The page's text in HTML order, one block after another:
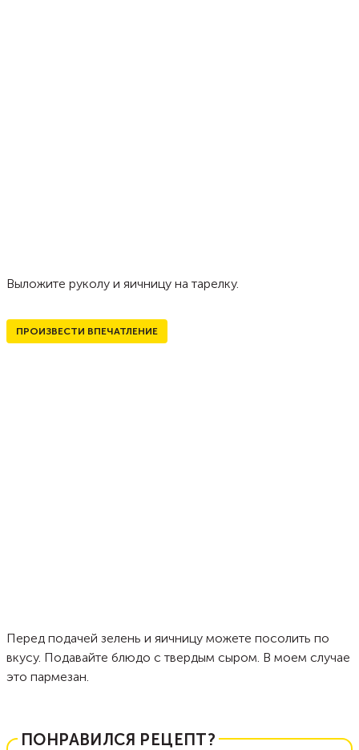
Выложите руколу и яичницу на тарелку.
ПРОИЗВЕСТИ ВПЕЧАТЛЕНИЕ
Перед подачей зелень и яичницу можете посолить по
вкусу. Подавайте блюдо с твердым сыром. В моем случае
это пармезан.
ПОНРАВИЛСЯ РЕЦЕПТ?